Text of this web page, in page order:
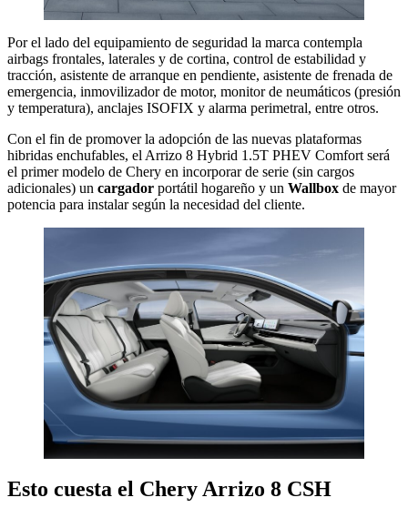
Por el lado del equipamiento de seguridad la marca contempla
airbags frontales, laterales y de cortina, control de estabilidad y
tracción, asistente de arranque en pendiente, asistente de frenada de
emergencia, inmovilizador de motor, monitor de neumáticos (presión
y temperatura), anclajes ISOFIX y alarma perimetral, entre otros.
Con el fin de promover la adopción de las nuevas plataformas
hibridas enchufables, el Arrizo 8 Hybrid 1.5T PHEV Comfort será
el primer modelo de Chery en incorporar de serie (sin cargos
adicionales) un cargador portátil hogareño y un Wallbox de mayor
potencia para instalar según la necesidad del cliente.
Esto cuesta el Chery Arrizo 8 CSH